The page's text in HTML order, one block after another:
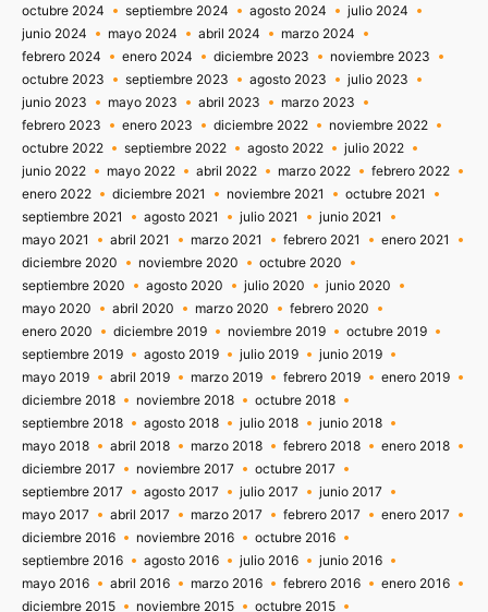
octubre 2024
septiembre 2024 agosto 2024
julio 2024
junio 2024
mayo 2024 abril 2024
marzo 2024
febrero 2024
enero 2024 diciembre 2023
noviembre 2023
octubre 2023
septiembre 2023 agosto 2023
julio 2023
junio 2023
mayo 2023 abril 2023
marzo 2023
febrero 2023
enero 2023 diciembre 2022
noviembre 2022
octubre 2022
septiembre 2022 agosto 2022
julio 2022
junio 2022
mayo 2022 abril 2022 marzo 2022
febrero 2022
enero 2022
diciembre 2021 noviembre 2021
octubre 2021
septiembre 2021
agosto 2021 julio 2021
junio 2021
mayo 2021
abril 2021 marzo 2021 febrero 2021
enero 2021
diciembre 2020
noviembre 2020
octubre 2020
septiembre 2020
agosto 2020 julio 2020
junio 2020
mayo 2020
abril 2020 marzo 2020
febrero 2020
enero 2020
diciembre 2019 noviembre 2019
octubre 2019
septiembre 2019
agosto 2019 julio 2019
junio 2019
mayo 2019
abril 2019 marzo 2019 febrero 2019
enero 2019
diciembre 2018
noviembre 2018
octubre 2018
septiembre 2018
agosto 2018 julio 2018
junio 2018
mayo 2018
abril 2018 marzo 2018 febrero 2018
enero 2018
diciembre 2017
noviembre 2017
octubre 2017
septiembre 2017
agosto 2017 julio 2017
junio 2017
mayo 2017
abril 2017 marzo 2017 febrero 2017
enero 2017
diciembre 2016
noviembre 2016
octubre 2016
septiembre 2016
agosto 2016 julio 2016
junio 2016
mayo 2016
abril 2016 marzo 2016 febrero 2016
enero 2016
diciembre 2015
noviembre 2015 octubre 2015